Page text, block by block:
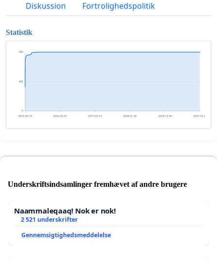
Diskussion Fortrolighedspolitik
Statistik
0
451
902
2015-06-19 2016-05-01 2017-03-14 2018-01-26 2018-12-09 2019-10-22
Underskriftsindsamlinger fremhævet af andre brugere
Naammaleqaaq! Nok er nok!
2 521 underskrifter
Gennemsigtighedsmeddelelse